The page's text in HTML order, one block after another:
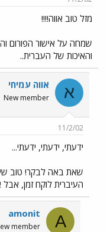
ש
א
ר
מזל טוב אווה!!!!
שמחה על אישור הפורום
והאיכות של העברית..
א אווה עמיחי
New member
11/2/02
ידעתי, ידעתי, ידעתי...
שאת באה לבקר! טוב
העיברית לוקח זמן,
A
amonit
member